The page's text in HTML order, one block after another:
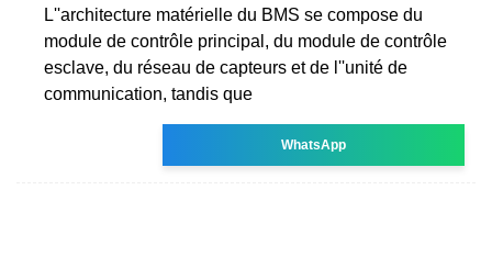
L''architecture matérielle du BMS se compose du
module de contrôle principal, du module de contrôle
esclave, du réseau de capteurs et de l''unité de
communication, tandis que
WhatsApp